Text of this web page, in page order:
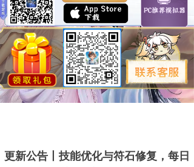
更新公告丨技能优化与符石修复，每日